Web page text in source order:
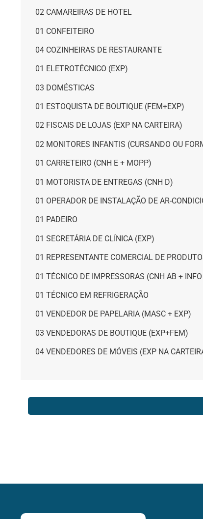
02 CAMAREIRAS DE HOTEL
01 CONFEITEIRO
04 COZINHEIRAS DE RESTAURANTE
01 ELETROTÉCNICO (EXP)
03 DOMÉSTICAS
01 ESTOQUISTA DE BOUTIQUE (FEM+EXP)
02 FISCAIS DE LOJAS (EXP NA CARTEIRA)
02 MONITORES INFANTIS (CURSANDO OU
01 CARRETEIRO (CNH E + MOPP)
01 MOTORISTA DE ENTREGAS (CNH D)
01 OPERADOR DE INSTALAÇÃO DE AR-
01 PADEIRO
01 SECRETÁRIA DE CLÍNICA (EXP)
01 REPRESENTANTE COMERCIAL DE
01 TÉCNICO DE IMPRESSORAS (CNH AB +
01 TÉCNICO EM REFRIGERAÇÃO
01 VENDEDOR DE PAPELARIA (MASC + EXP)
03 VENDEDORAS DE BOUTIQUE (EXP+FEM)
04 VENDEDORES DE MÓVEIS (EXP NA